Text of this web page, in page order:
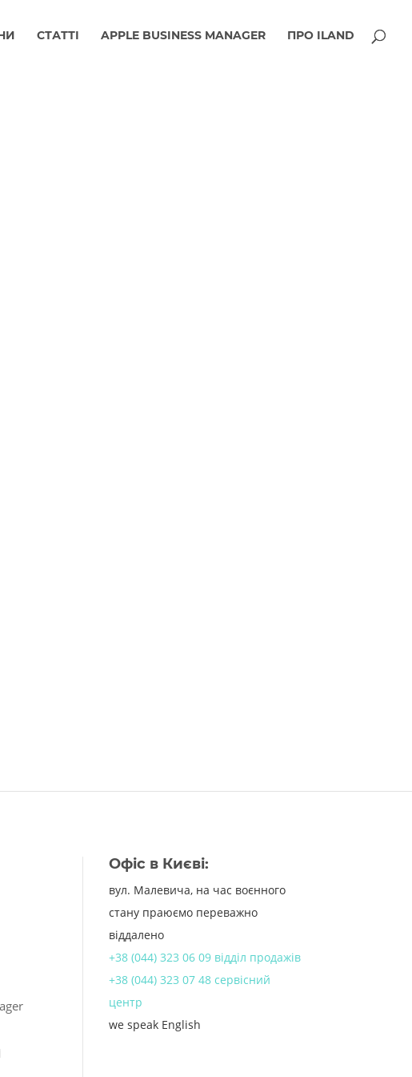
СТАТТІ APPLE BUSINESS MANAGER ПРО ILAND
Офіс в Києві:
вул. Малевича, на час воєнного
стану праюємо переважно
віддалено
+38 (044) 323 06 09 відділ продажів
+38 (044) 323 07 48 сервісний
центр
we speak English